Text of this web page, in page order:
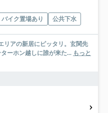
バイク置場あり 公共下水
リアの新居にピッタリ。玄関先
ーホン越しに誰が来た... もっと